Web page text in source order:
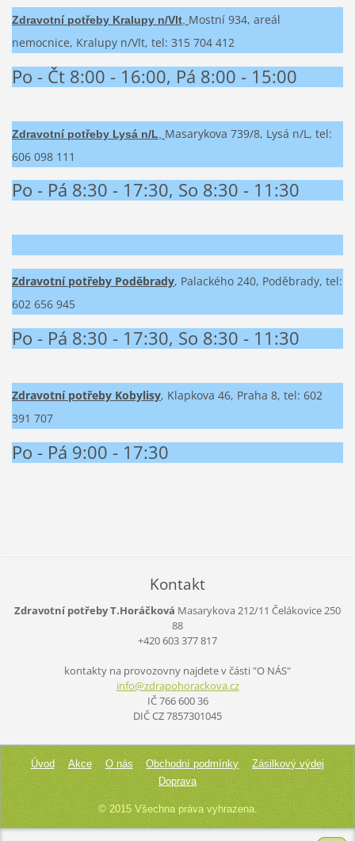
Zdravotní potřeby Kralupy n/Vlt, Mostní 934, areál
nemocnice, Kralupy n/Vlt, tel: 315 704 412
Po - Čt 8:00 - 16:00, Pá 8:00 - 15:00
Zdravotní potřeby Lysá n/L Masarykova 739/8, Lysá n/L, tel:
606 098 111
Po - Pá 8:30 - 17:30, So 8:30 - 11:30
Zdravotní potřeby Poděbrady, Palackého 240, Poděbrady, tel:
602 656 945
Po - Pá 8:30 - 17:30, So 8:30 - 11:30
Zdravotní potřeby Kobylisy, Klapkova 46, Praha 8, tel: 602
391 707
Po - Pá 9:00 - 17:30
Kontakt
Zdravotní potřeby T.Horáčková Masarykova 212/11 Čelákovice250
88
+420 603 377 817
kontakty na provozovny najdete v části "O NÁS"
info@zdrapohorackova.cz
IČ 766 600 36
DIČ CZ 7857301045
Úvod Akce O nás Obchodní podmínky
Zásilkový výdej
Doprava
© 2015 Všechna práva vyhrazena.